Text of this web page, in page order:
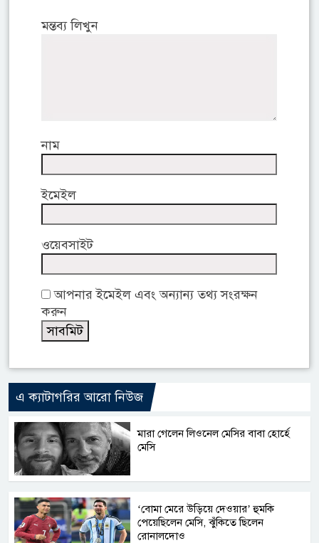
মন্তব্য লিখুন
নাম
ইমেইল
ওয়েবসাইট
আপনার ইমেইল এবং অন্যান্য তথ্য সংরক্ষন
করুন
এ ক্যাটাগরির আরো নিউজ
মারা গেলেন লিওনেল মেসির বাবা হোর্হে
মেসি
‘বোমা মেরে উড়িয়ে দেওয়ার’ হুমকি
পেয়েছিলেন মেসি, ঝুঁকিতে ছিলেন
রোনালদোও